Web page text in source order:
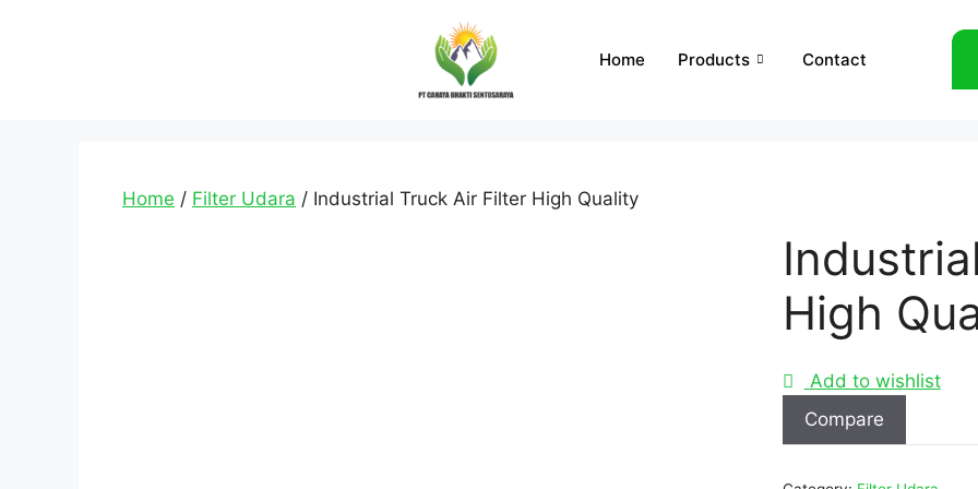
Home Products Contact
Home / Filter Udara / Industrial Truck Air Filter High Quality
High
Add to wishlist
Compare